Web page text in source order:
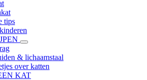
tips
& lichaamstaal
over katten
KAT